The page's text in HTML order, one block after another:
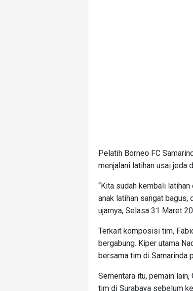
Pelatih Borneo FC
menjalani latihan usai jeda
“Kita sudah kembali
anak latihan sangat bagus,
ujarnya, Selasa 31 Maret
Terkait komposisi tim,
bergabung. Kiper utama
bersama tim di Samarinda
Sementara itu, pemain
tim di Surabaya sebelum